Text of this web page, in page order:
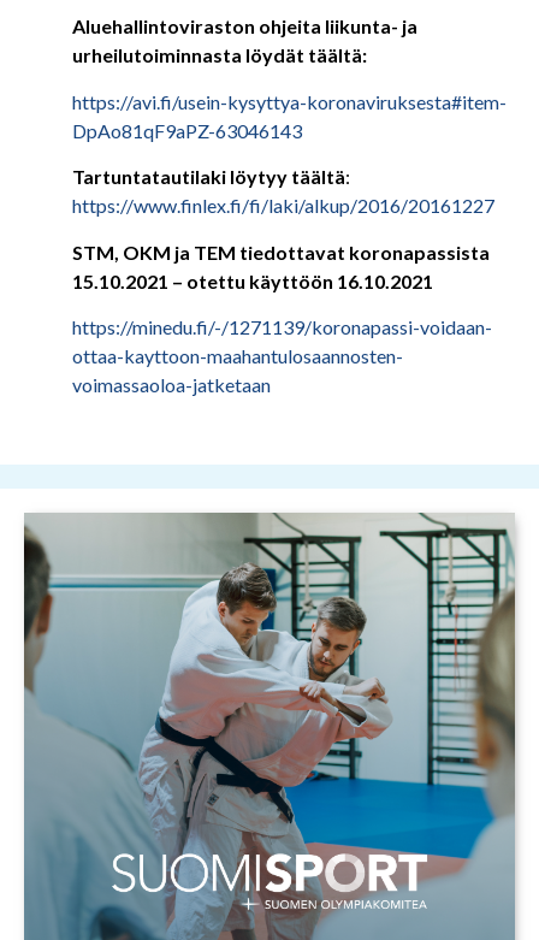
Aluehallintoviraston ohjeita liikunta- ja
urheilutoiminnasta löydät täältä:
https://avi.fi/usein-kysyttya-koronaviruksesta#item-
DpAo81qF9aPZ-63046143
Tartuntatautilaki löytyy täältä:
https://www.finlex.fi/fi/laki/alkup/2016/20161227
STM, OKM ja TEM tiedottavat koronapassista
15.10.2021 – otettu käyttöön 16.10.2021
https://minedu.fi/-/1271139/koronapassi-voidaan-
ottaa-kayttoon-maahantulosaannosten-
voimassaoloa-jatketaan